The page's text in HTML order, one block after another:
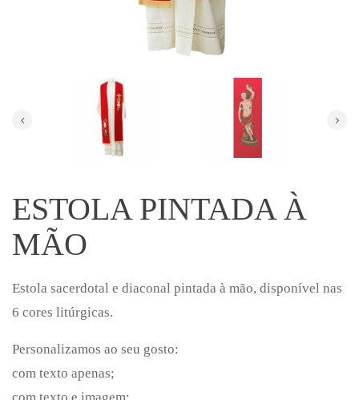
ESTOLA PINTADA À
MÃO
Estola sacerdotal e diaconal pintada à mão, disponível nas
6 cores litúrgicas.
Personalizamos ao seu gosto:
com texto apenas;